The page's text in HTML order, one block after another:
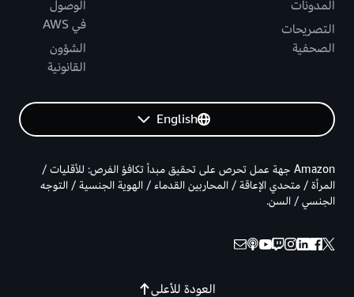
المدونات
التصريحات
الصحفية
الوصول
في AWS
الشؤون
القانونية
English
العودة للأعلى
Amazon جهة عمل تحرص على تحقيق مبدأ تكافؤ الفرص: للأقليات /
المرأة / متحدي الإعاقة / المحاربين القدماء / الهوية الجنسية / التوجه
الجنسي / السن.